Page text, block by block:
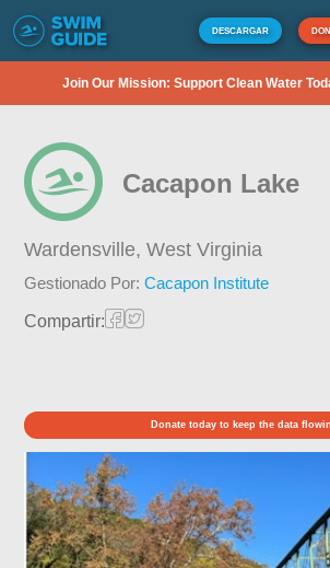
DESCARGAR
Join Our Mission: Support Clean Water
Cacapon Lake
Wardensville,West Virginia
Gestionado Por:Cacapon Institute
Compartir:
Donate today to keep the data